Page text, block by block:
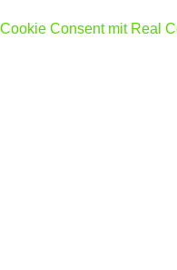
Cookie Consent mit Real